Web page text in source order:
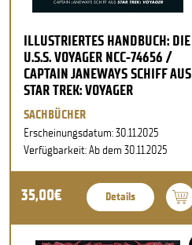
ILLUSTRIERTES HANDBUCH: DIE
U.S.S. VOYAGER NCC-74656 /
CAPTAIN JANEWAYS SCHIFF AUS
STAR TREK: VOYAGER
SACHBÜCHER
Erscheinungsdatum: 30.11.2025
Verfügbarkeit: Ab dem 30.11.2025
35,00€ Details